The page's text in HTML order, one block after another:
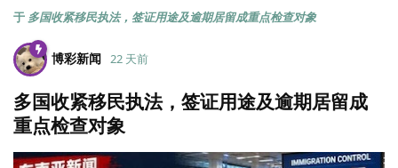
于 多国收紧移民执法，签证用途及逾期居留成重点检查对象
博彩新闻 22 天前
多国收紧移民执法，签证用途及逾期居留成
重点检查对象